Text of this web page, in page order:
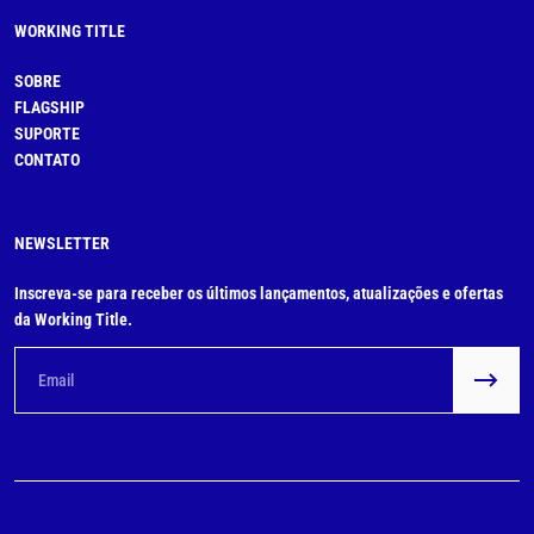
WORKING TITLE
SOBRE
FLAGSHIP
SUPORTE
CONTATO
NEWSLETTER
Inscreva-se para receber os últimos lançamentos, atualizações e ofertas
da Working Title.